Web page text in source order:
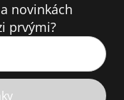
novinkách
prvými?